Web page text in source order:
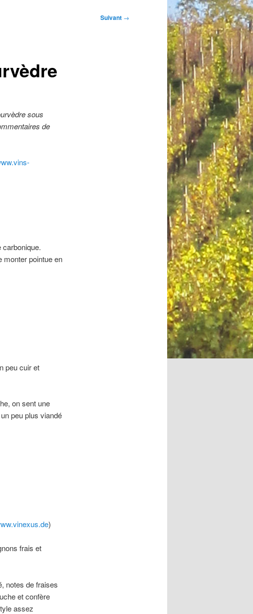
Suivant →
sous
de
monter pointue en
peu cuir et
on sent une
peu plus viandé
)
frais et
notes de fraises
et confère
assez